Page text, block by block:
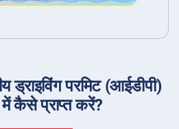
ड्राइविंग परमिट (आईडीपी)
में कैसे प्राप्त करें?